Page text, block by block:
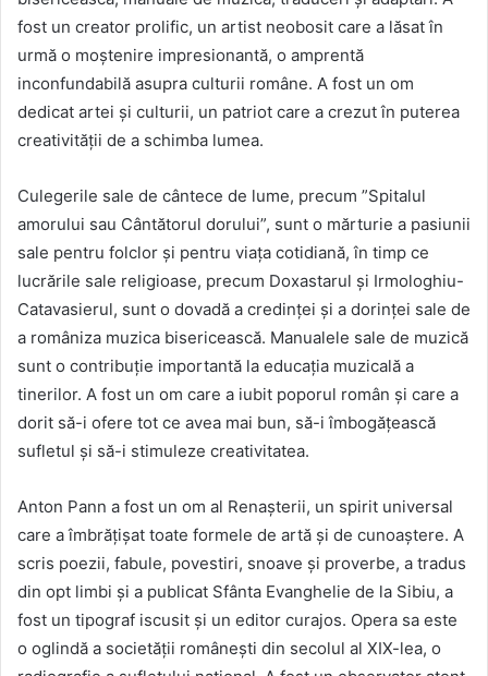
fost un creator prolific, un artist neobosit care a lăsat în
urmă o moștenire impresionantă, o amprentă
inconfundabilă asupra culturii române. A fost un om
dedicat artei și culturii, un patriot care a crezut în puterea
creativității de a schimba lumea.
Culegerile sale de cântece de lume, precum ”Spitalul
amorului sau Cântătorul dorului”, sunt o mărturie a pasiunii
sale pentru folclor și pentru viața cotidiană, în timp ce
lucrările sale religioase, precum Doxastarul și Irmologhiu-
Catavasierul, sunt o dovadă a credinței și a dorinței sale de
a româniza muzica bisericească. Manualele sale de muzică
sunt o contribuție importantă la educația muzicală a
tinerilor. A fost un om care a iubit poporul român și care a
dorit să-i ofere tot ce avea mai bun, să-i îmbogățească
sufletul și să-i stimuleze creativitatea.
Anton Pann a fost un om al Renașterii, un spirit universal
care a îmbrățișat toate formele de artă și de cunoaștere. A
scris poezii, fabule, povestiri, snoave și proverbe, a tradus
din opt limbi și a publicat Sfânta Evanghelie de la Sibiu, a
fost un tipograf iscusit și un editor curajos. Opera sa este
o oglindă a societății românești din secolul al XIX-lea, o